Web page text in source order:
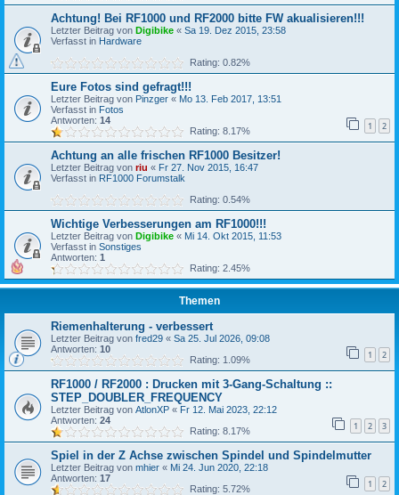
Achtung! Bei RF1000 und RF2000 bitte FW akualisieren!!!
Letzter Beitrag von Digibike « Sa 19. Dez 2015, 23:58
Verfasst in Hardware
Rating: 0.82%
Eure Fotos sind gefragt!!!
Letzter Beitrag von Pinzger « Mo 13. Feb 2017, 13:51
Verfasst in Fotos
Antworten: 14 1 2
Rating: 8.17%
Achtung an alle frischen RF1000 Besitzer!
Letzter Beitrag von riu « Fr 27. Nov 2015, 16:47
Verfasst in RF1000 Forumstalk
Rating: 0.54%
Wichtige Verbesserungen am RF1000!!!
Letzter Beitrag von Digibike « Mi 14. Okt 2015, 11:53
Verfasst in Sonstiges
Antworten: 1
Rating: 2.45%
Themen
Riemenhalterung - verbessert
Letzter Beitrag von fred29 « Sa 25. Jul 2026, 09:08
Antworten: 10 1 2
Rating: 1.09%
RF1000 / RF2000 : Drucken mit 3-Gang-Schaltung ::
STEP_DOUBLER_FREQUENCY
Letzter Beitrag von AtlonXP « Fr 12. Mai 2023, 22:12
Antworten: 24 1 2 3
Rating: 8.17%
Spiel in der Z Achse zwischen Spindel und Spindelmutter
Letzter Beitrag von mhier « Mi 24. Jun 2020, 22:18
Antworten: 17 1 2
Rating: 5.72%